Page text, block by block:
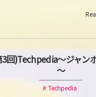
3回)Techpedia～ジャン
～
Techpedia